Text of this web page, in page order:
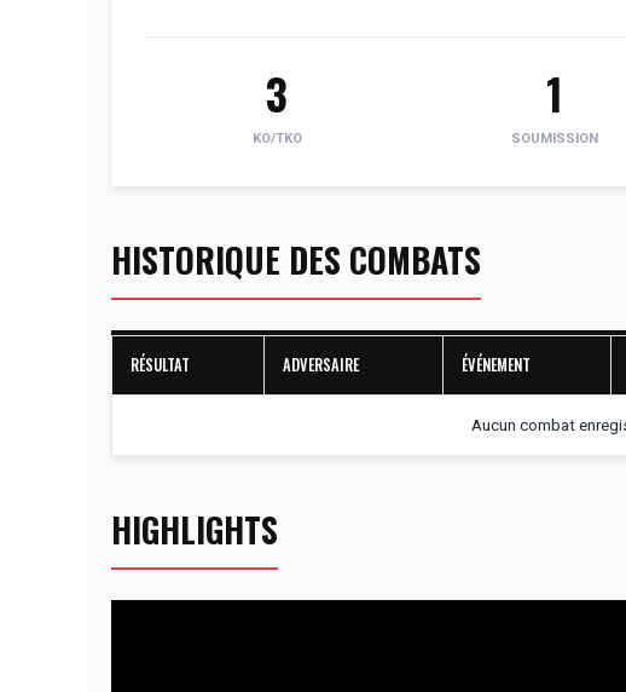
3
KO/TKO
1
SOUMISSION
HISTORIQUE DES COMBATS
RÉSULTAT ADVERSAIRE ÉVÉNEMENT
Aucun combat
HIGHLIGHTS